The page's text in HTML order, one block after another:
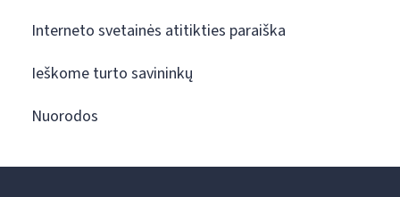
Interneto svetainės atitikties paraiška
Ieškome turto savininkų
Nuorodos